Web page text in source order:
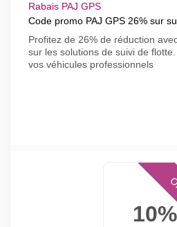
Rabais PAJ GPS
Code promo PAJ GPS 26% sur
Profitez de 26% de réduction
sur les solutions de suivi de
vos véhicules professionnels
10%